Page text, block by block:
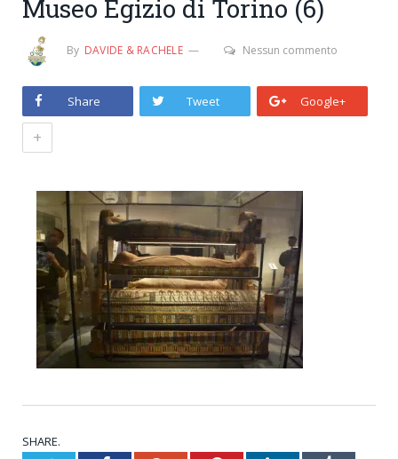
Museo Egizio di Torino (6)
By DAVIDE & RACHELE Nessun commento
Share Tweet Google+
+
SHARE.